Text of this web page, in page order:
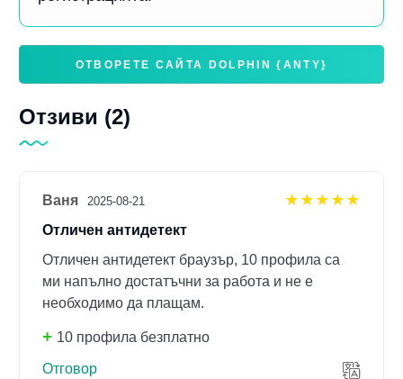
ОТВОРЕТЕ САЙТА DOLPHIN {ANTY}
Отзиви (2)
Ваня 2025-08-21
5 out of 5
Отличен антидетект
Отличен антидетект браузър, 10 профила са
ми напълно достатъчни за работа и не е
необходимо да плащам.
10 профила безплатно
Отговор